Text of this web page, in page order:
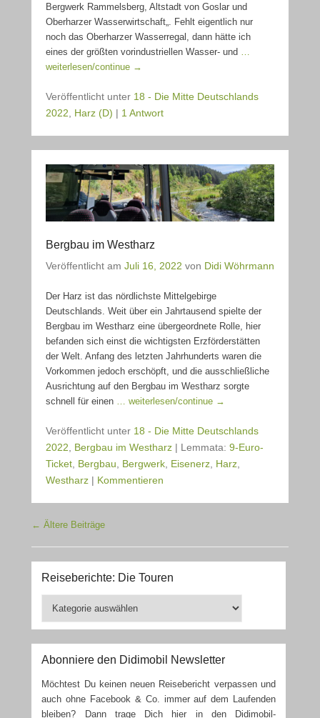
Bergwerk Rammelsberg, Altstadt von Goslar und
Oberharzer Wasserwirtschaft„. Fehlt eigentlich nur
noch das Oberharzer Wasserregal, dann hätte ich
eines der größten vorindustriellen Wasser- und
weiterlesen/continue →
Veröffentlicht unter 18 - Die Mitte Deutschlands
2022
Harz (D) | 1 Antwort
Bergbau im Westharz
Veröffentlicht am Juli 16, 2022 von Didi Wöhrmann
Der Harz ist das nördlichste Mittelgebirge
Deutschlands. Weit über ein Jahrtausend spielte der
Bergbau im Westharz eine übergeordnete Rolle, hier
befanden sich einst die wichtigsten Erzförderstätten
der Welt. Anfang des letzten Jahrhunderts waren die
Vorkommen jedoch erschöpft, und die ausschließliche
Ausrichtung auf den Bergbau im Westharz sorgte
schnell für einen
… weiterlesen/continue →
Veröffentlicht unter 18 - Die Mitte Deutschlands
2022
Bergbau im Westharz | Lemmata: 9-Euro-
Ticket Bergbau Bergwerk Eisenerz Harz
Westharz | Kommentieren
Beitragsnavigation
← Ältere Beiträge
Reiseberichte: Die Touren
Touren
Abonniere den Didimobil Newsletter
Möchtest Du keinen neuen Reisebericht verpassen und
auch ohne Facebook & Co. immer auf dem Laufenden
bleiben? Dann trage Dich hier in den Didimobil-